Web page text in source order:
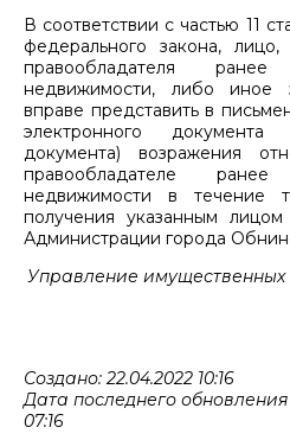
В соответствии с частью 11
федерального закона,
правообладателя
недвижимости, либо иное
вправе представить в
электронного документа
документа) возражения
правообладателе
недвижимости в течение
получения указанным лицом
Администрации города
Управление
Создано: 22.04.2022 10:16
Дата последнего
07:16